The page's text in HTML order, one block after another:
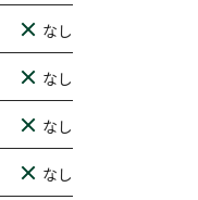
なし
なし
なし
なし